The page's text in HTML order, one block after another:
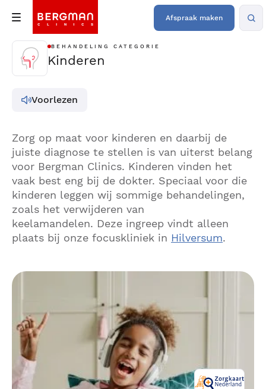
Afspraak maken
BEHANDELING CATEGORIE
Kinderen
Voorlezen
Zorg op maat voor kinderen en daarbij de
juiste diagnose te stellen is van uiterst belang
voor Bergman Clinics. Kinderen vinden het
vaak best eng bij de dokter. Speciaal voor die
kinderen leggen wij sommige behandelingen,
zoals het verwijderen van
keelamandelen. Deze ingreep vindt alleen
plaats bij onze focuskliniek in Hilversum.